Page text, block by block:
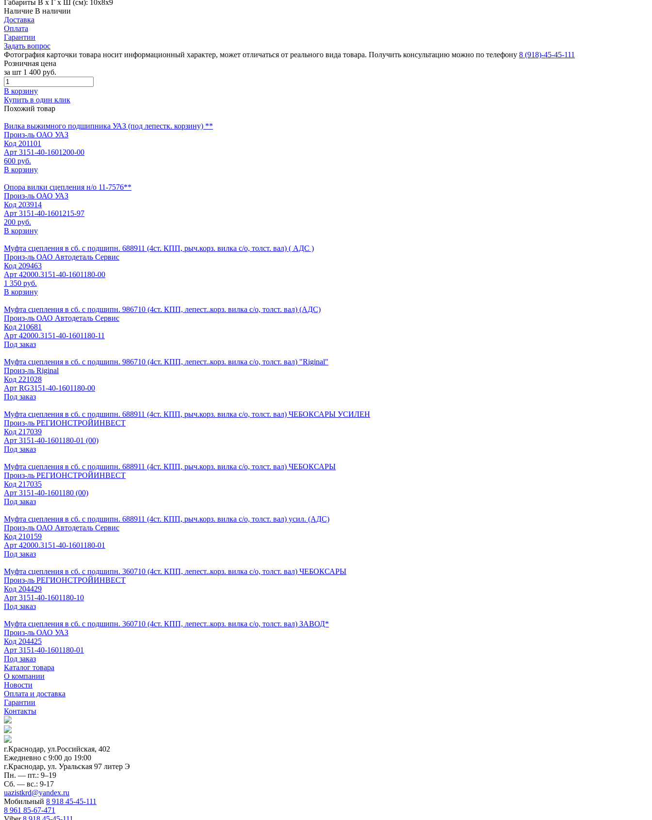
Габариты В х Г х Ш (см): 10х8х9
Наличие В наличии
Доставка
Оплата
Гарантии
Задать вопрос
Фотография карточки товара носит информационный характер, может отличаться от реального вида товара. Получить консультацию можно по телефону 8 (918)-45-45-111
Розничная цена
за шт 1 400 руб.
В корзину
Купить в один клик
Похожий товар
Вилка выжимного подшипника УАЗ (под лепестк. корзину) **
Произ-ль ОАО УАЗ
Код 201101
Арт 3151-40-1601200-00
600 руб.
В корзину
Опора вилки сцепления н/о 11-7576**
Произ-ль ОАО УАЗ
Код 203914
Арт 3151-40-1601215-97
200 руб.
В корзину
Муфта сцепления в сб. с подшипн. 688911 (4ст. КПП, рыч.корз. вилка с/о, толст. вал) ( АДС )
Произ-ль ОАО Автодеталь Сервис
Код 209463
Арт 42000.3151-40-1601180-00
1 350 руб.
В корзину
Муфта сцепления в сб. с подшипн. 986710 (4ст. КПП, лепест..корз. вилка с/о, толст. вал) (АДС)
Произ-ль ОАО Автодеталь Сервис
Код 210681
Арт 42000.3151-40-1601180-11
Под заказ
Муфта сцепления в сб. с подшипн. 986710 (4ст. КПП, лепест..корз. вилка с/о, толст. вал) "Riginal"
Произ-ль Riginal
Код 221028
Арт RG3151-40-1601180-00
Под заказ
Муфта сцепления в сб. с подшипн. 688911 (4ст. КПП, рыч.корз. вилка с/о, толст. вал) ЧЕБОКСАРЫ УСИЛЕН
Произ-ль РЕГИОНСТРОЙИНВЕСТ
Код 217039
Арт 3151-40-1601180-01 (00)
Под заказ
Муфта сцепления в сб. с подшипн. 688911 (4ст. КПП, рыч.корз. вилка с/о, толст. вал) ЧЕБОКСАРЫ
Произ-ль РЕГИОНСТРОЙИНВЕСТ
Код 217035
Арт 3151-40-1601180 (00)
Под заказ
Муфта сцепления в сб. с подшипн. 688911 (4ст. КПП, рыч.корз. вилка с/о, толст. вал) усил. (АДС)
Произ-ль ОАО Автодеталь Сервис
Код 210159
Арт 42000.3151-40-1601180-01
Под заказ
Муфта сцепления в сб. с подшипн. 360710 (4ст. КПП, лепест..корз. вилка с/о, толст. вал) ЧЕБОКСАРЫ
Произ-ль РЕГИОНСТРОЙИНВЕСТ
Код 204429
Арт 3151-40-1601180-10
Под заказ
Муфта сцепления в сб. с подшипн. 360710 (4ст. КПП, лепест..корз. вилка с/о, толст. вал) ЗАВОД*
Произ-ль ОАО УАЗ
Код 204425
Арт 3151-40-1601180-01
Под заказ
Каталог товара
О компании
Новости
Оплата и доставка
Гарантии
Контакты
г.Краснодар, ул.Российская, 402
Ежедневно c 9:00 до 19:00
г.Краснодар, ул. Уральская 97 литер Э
Пн. — пт.: 9–19
Сб. — вс.: 9-17
uazistkrd@yandex.ru
Мобильный 8 918 45-45-111
8 961 85-67-471